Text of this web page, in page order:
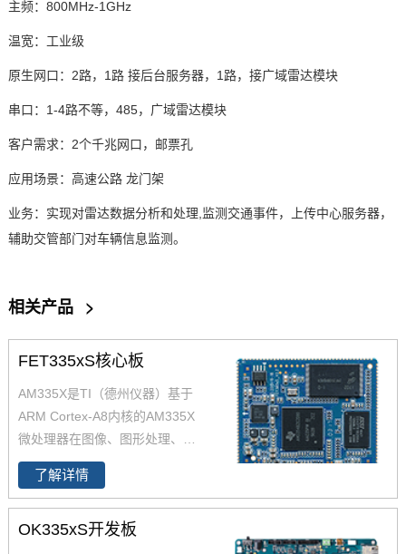
主频： 800MHz-1GHz
温宽：工业级
原生网口： 2路，1路 接后台服务器，1路，接广域雷达模块
串口： 1-4路不等，485，广域雷达模块
客户需求： 2个千兆网口，邮票孔
应用场景：高速公路 龙门架
业务：实现对雷达数据分析和处理 ,监测交通事件，上传中心服务器，
辅助交管部门对车辆信息监测。
相关产品 >
FET335xS核心板
AM335X是TI（德州仪器）基于
ARM Cortex-A8内核的AM335X
微处理器在图像、图形处理、外
设和诸如 EtherCAT 和 PROFIB
US 的工业接口选项方面进行了
增强。飞凌嵌入式提供AM335x
核心板，具有小尺寸模块稳定性
了解详情
OK335xS开发板